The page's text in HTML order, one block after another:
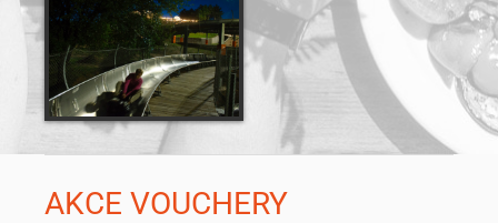
AKCE VOUCHERY